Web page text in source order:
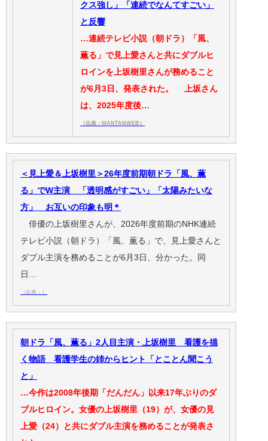
クス強し」「連続でなんてすごい」
と反響
…連続テレビ小説（朝ドラ）「風、
薫る」で見上愛さんと共にダブルヒ
ロインを上坂樹里さんが務めること
が6月3日、発表された。 上坂さん
は、2025年度後…
（出典：MANTANWEB）
＜見上愛＆上坂樹里＞26年度前期朝ドラ「風、薫
る」でW主演 「透明感がすごい」「太陽みたいな
方」 お互いの印象も明＊
俳優の上坂樹里さんが、2026年度前期のNHK連続
テレビ小説（朝ドラ）「風、薫る」で、見上愛さんと
ダブル主演を務めることが6月3日、分かった。同
日…
（出典：）
朝ドラ「風、薫る」2人目主演・上坂樹里 看護を描
く物語 看護学生の姉からヒント「とことん聞こう
と」
…今作は2008年後期「だんだん」以来17年ぶりのダ
ブルヒロイン。女優の上坂樹里（19）が、女優の見
上愛（24）と共にダブル主演を務めることが発表さ